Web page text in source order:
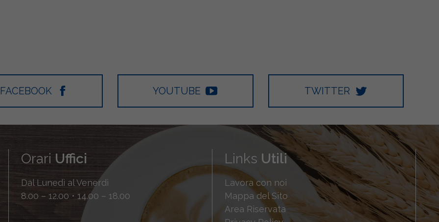
FACEBOOK YOUTUBE TWITTER
Orari Uffici
Dal Lunedì al Venerdì
8.00 – 12.00 • 14.00 – 18.00
Links Utili
Lavora con noi
Mappa del Sito
Area Riservata